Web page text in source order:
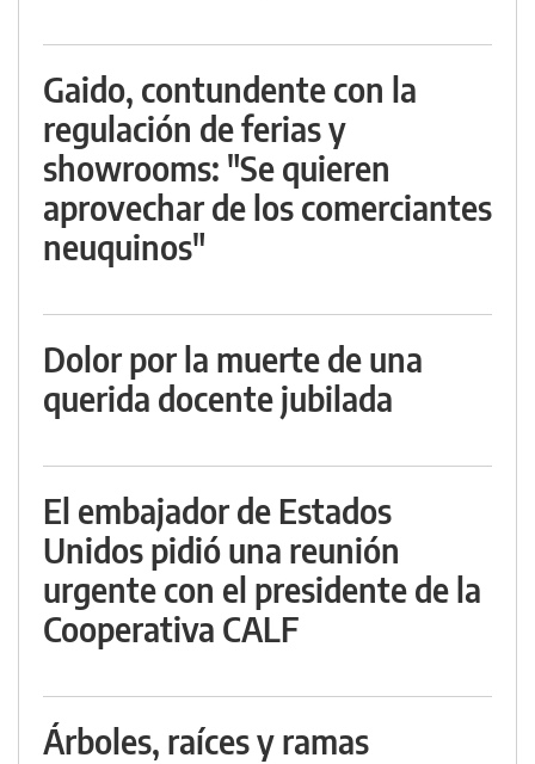
Gaido, contundente con la
regulación de ferias y
showrooms: "Se quieren
aprovechar de los comerciantes
neuquinos"
Dolor por la muerte de una
querida docente jubilada
El embajador de Estados
Unidos pidió una reunión
urgente con el presidente de la
Cooperativa CALF
Árboles, raíces y ramas